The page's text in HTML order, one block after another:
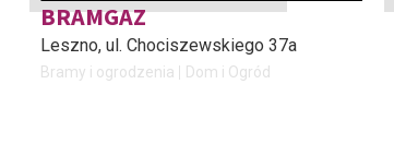
BRAMGAZ
Leszno, ul. Chociszewskiego 37a
Bramy i ogrodzenia Dom i Ogród